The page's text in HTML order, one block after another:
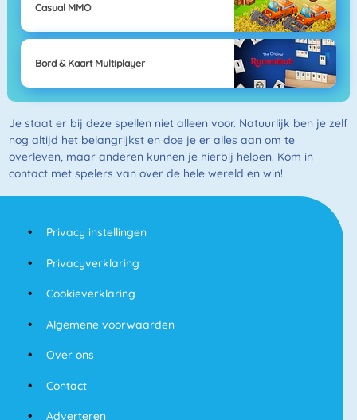
Casual MMO
Bord & Kaart Multiplayer
Je staat er bij deze spellen niet alleen voor. Natuurlijk ben je zelf
nog altijd het belangrijkst en doe je er alles aan om te
overleven, maar anderen kunnen je hierbij helpen. Kom in
contact met spelers van over de hele wereld en win!
Privacy instellingen
Privacyverklaring
Cookieverklaring
Algemene voorwaarden
Over ons
Contact
Adverteren